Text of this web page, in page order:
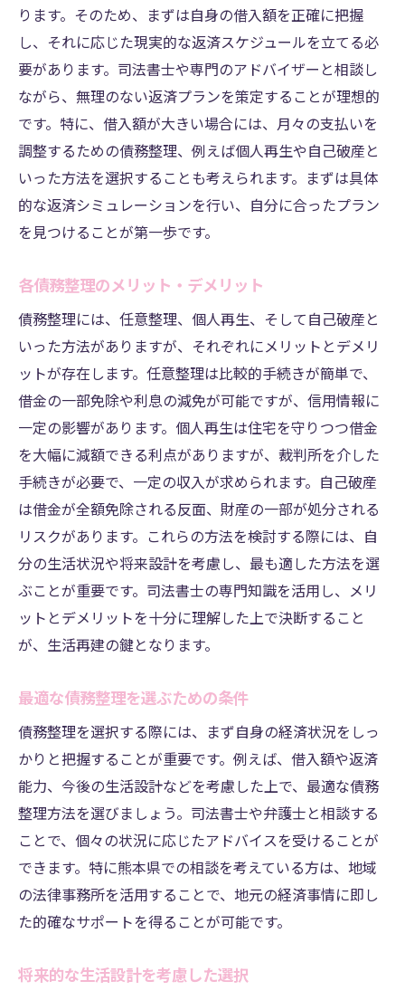
ります。そのため、まずは自身の借入額を正確に把握
し、それに応じた現実的な返済スケジュールを立てる必
要があります。司法書士や専門のアドバイザーと相談し
ながら、無理のない返済プランを策定することが理想的
です。特に、借入額が大きい場合には、月々の支払いを
調整するための債務整理、例えば個人再生や自己破産と
いった方法を選択することも考えられます。まずは具体
的な返済シミュレーションを行い、自分に合ったプラン
を見つけることが第一歩です。
各債務整理のメリット・デメリット
債務整理には、任意整理、個人再生、そして自己破産と
いった方法がありますが、それぞれにメリットとデメリ
ットが存在します。任意整理は比較的手続きが簡単で、
借金の一部免除や利息の減免が可能ですが、信用情報に
一定の影響があります。個人再生は住宅を守りつつ借金
を大幅に減額できる利点がありますが、裁判所を介した
手続きが必要で、一定の収入が求められます。自己破産
は借金が全額免除される反面、財産の一部が処分される
リスクがあります。これらの方法を検討する際には、自
分の生活状況や将来設計を考慮し、最も適した方法を選
ぶことが重要です。司法書士の専門知識を活用し、メリ
ットとデメリットを十分に理解した上で決断すること
が、生活再建の鍵となります。
最適な債務整理を選ぶための条件
債務整理を選択する際には、まず自身の経済状況をしっ
かりと把握することが重要です。例えば、借入額や返済
能力、今後の生活設計などを考慮した上で、最適な債務
整理方法を選びましょう。司法書士や弁護士と相談する
ことで、個々の状況に応じたアドバイスを受けることが
できます。特に熊本県での相談を考えている方は、地域
の法律事務所を活用することで、地元の経済事情に即し
た的確なサポートを得ることが可能です。
将来的な生活設計を考慮した選択